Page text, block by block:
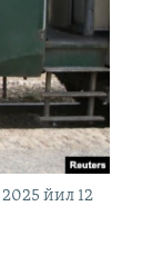
йил 12